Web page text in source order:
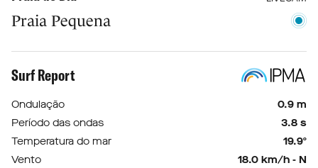
Praia Pequena
Surf Report
Ondulação
0.9 m
Período das ondas
3.8 s
Temperatura do mar
19.9º
Vento
18.0 km/h - N